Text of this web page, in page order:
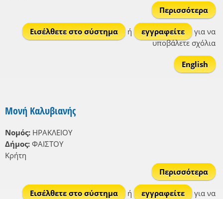
Περισσότερα
Εισέλθετε στο σύστημα ή εγγραφείτε
για να
υποβάλετε σχόλια
English
Μονή Καλυβιανής
Νομός: ΗΡΑΚΛΕΙΟΥ
Δήμος: ΦΑΙΣΤΟΥ
Κρήτη
Περισσότερα
Εισέλθετε στο σύστημα
ή εγγραφείτε
για να